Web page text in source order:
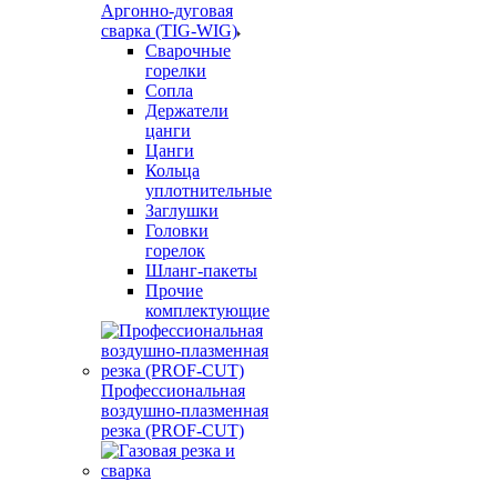
Аргонно-дуговая
сварка (TIG-WIG)
Сварочные
горелки
Сопла
Держатели
цанги
Цанги
Кольца
уплотнительные
Заглушки
Головки
горелок
Шланг-пакеты
Прочие
комплектующие
Профессиональная
воздушно-плазменная
резка (PROF-CUT)